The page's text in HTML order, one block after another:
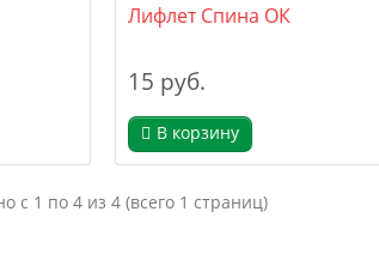
Лифлет Спина ОК
15 руб.
В корзину
с 1 по 4 из 4 (всего 1 страниц)